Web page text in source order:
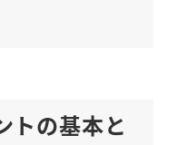
トの基本と